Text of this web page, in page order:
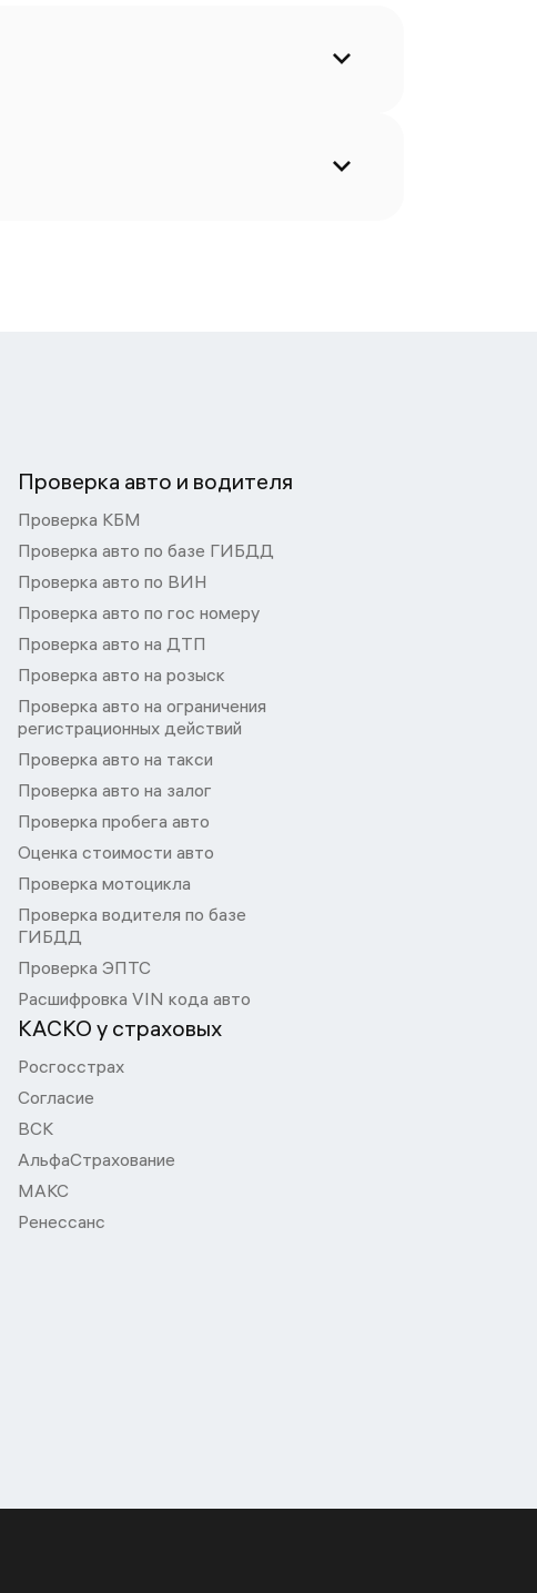
Проверка авто и водителя
Проверка КБМ
Проверка авто по базе ГИБДД
Проверка авто по ВИН
Проверка авто по гос номеру
Проверка авто на ДТП
Проверка авто на розыск
Проверка авто на ограничения
регистрационных действий
Проверка авто на такси
Проверка авто на залог
Проверка пробега авто
Оценка стоимости авто
Проверка мотоцикла
Проверка водителя по базе
ГИБДД
Проверка ЭПТС
Расшифровка VIN кода авто
КАСКО у страховых
Росгосстрах
Согласие
ВСК
АльфаСтрахование
МАКС
Ренессанс